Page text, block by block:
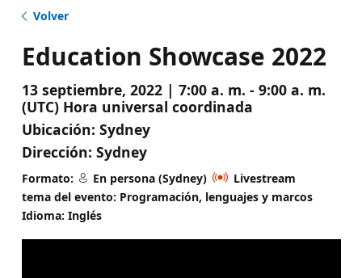
Volver
Education Showcase 2022
13 septiembre, 2022 | 7:00 a. m. - 9:00 a. m.
(UTC) Hora universal coordinada
Ubicación: Sydney
Dirección: Sydney
Formato: En persona (Sydney)
Livestream
tema del evento: Programación, lenguajes y marcos
Idioma: Inglés